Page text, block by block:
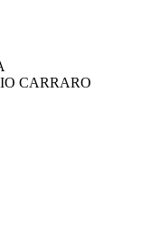
CARRARO